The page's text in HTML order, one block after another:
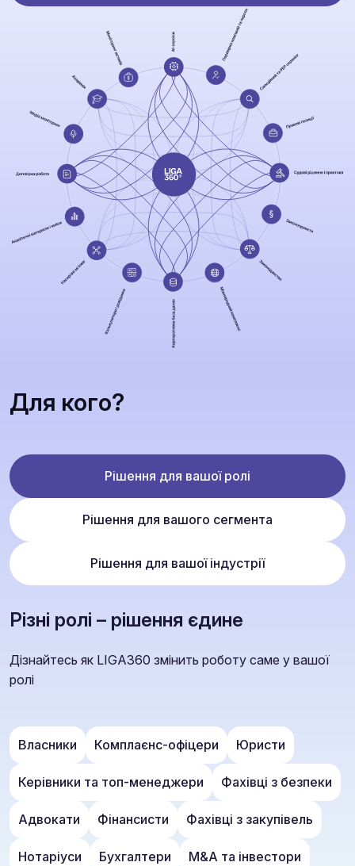
Для кого?
Рішення для вашої ролі
Рішення для вашого сегмента
Рішення для вашої індустрії
Різні ролі – рішення єдине
Дізнайтесь як LIGA360 змінить роботу саме у вашої
ролі
Власники Комплаєнс-офіцери Юристи
Керівники та топ-менеджери Фахівці з безпеки
Адвокати Фінансисти Фахівці з закупівель
Нотаріуси Бухгалтери M&A та інвестори